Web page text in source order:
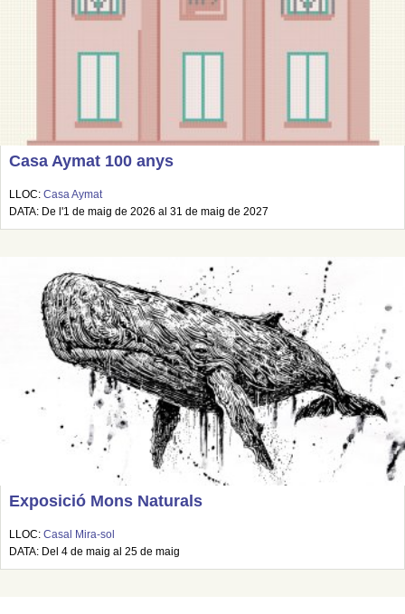
Casa Aymat 100 anys
LLOC: Casa Aymat
DATA: De l'1 de maig de 2026 al 31 de maig de 2027
Exposició Mons Naturals
LLOC: Casal Mira-sol
DATA: Del 4 de maig al 25 de maig